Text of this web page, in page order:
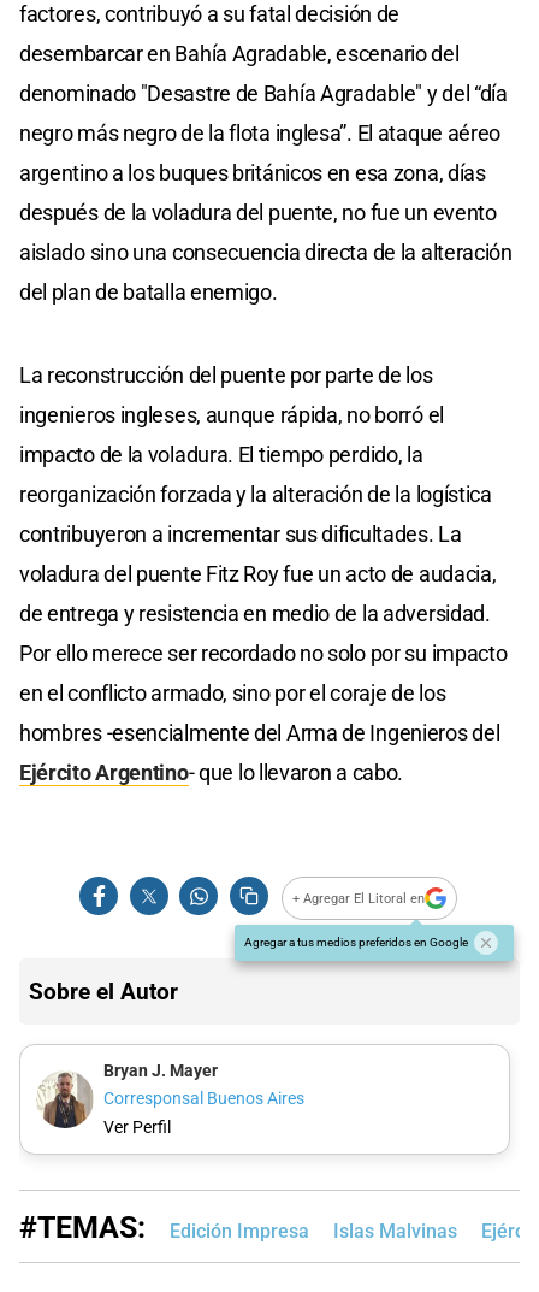
factores, contribuyó a su fatal decisión de
desembarcar en Bahía Agradable, escenario del
denominado "Desastre de Bahía Agradable" y del “día
negro más negro de la flota inglesa”. El ataque aéreo
argentino a los buques británicos en esa zona, días
después de la voladura del puente, no fue un evento
aislado sino una consecuencia directa de la alteración
del plan de batalla enemigo.
La reconstrucción del puente por parte de los
ingenieros ingleses, aunque rápida, no borró el
impacto de la voladura. El tiempo perdido, la
reorganización forzada y la alteración de la logística
contribuyeron a incrementar sus dificultades. La
voladura del puente Fitz Roy fue un acto de audacia,
de entrega y resistencia en medio de la adversidad.
Por ello merece ser recordado no solo por su impacto
en el conflicto armado, sino por el coraje de los
hombres -esencialmente del Arma de Ingenieros del
Ejército Argentino- que lo llevaron a cabo.
+ Agregar El Litoral en
Agregar a tus medios preferidos en Google
Sobre el Autor
Bryan J. Mayer
Corresponsal Buenos Aires
Ver Perfil
#TEMAS: Edición Impresa Islas Malvinas